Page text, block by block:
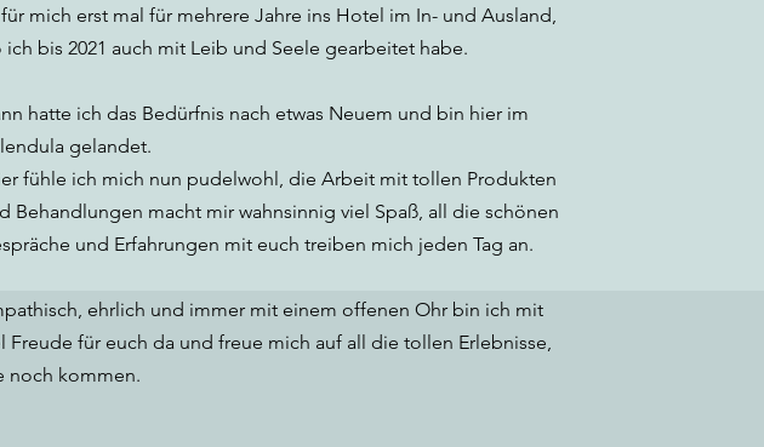
mich erst mal für mehrere Jahre ins Hotel im In- und Ausland,
ich bis 2021 auch mit Leib und Seele gearbeitet habe.
hatte ich das Bedürfnis nach etwas Neuem und bin hier im
gelandet.
fühle ich mich nun pudelwohl, die Arbeit mit tollen Produkten
Behandlungen macht mir wahnsinnig viel Spaß, all die schönen
und Erfahrungen mit euch treiben mich jeden Tag an.
ehrlich und immer mit einem offenen Ohr bin ich mit
Freude für euch da und freue mich auf all die tollen Erlebnisse,
noch kommen.